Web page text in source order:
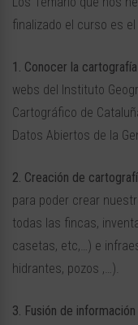
finalizado el curso es
1. Conocer la
webs del Instituto
Cartográfico de
Datos Abiertos de la
2. Creación de
para poder crear
todas las fincas,
casetas, etc,…) e
hidrantes, pozos ,…).
3. Fusión de